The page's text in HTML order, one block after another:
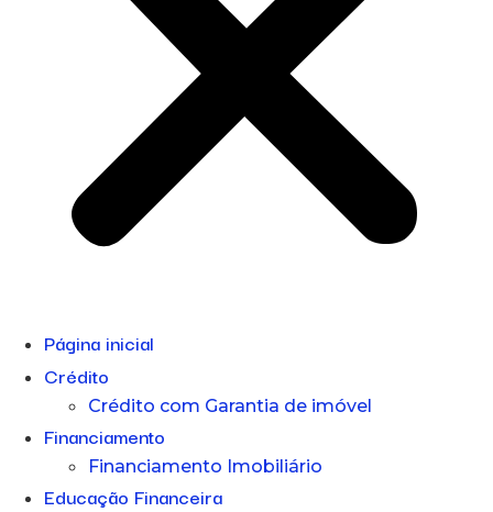
Página inicial
Crédito
Crédito com Garantia de imóvel
Financiamento
Financiamento Imobiliário
Educação Financeira